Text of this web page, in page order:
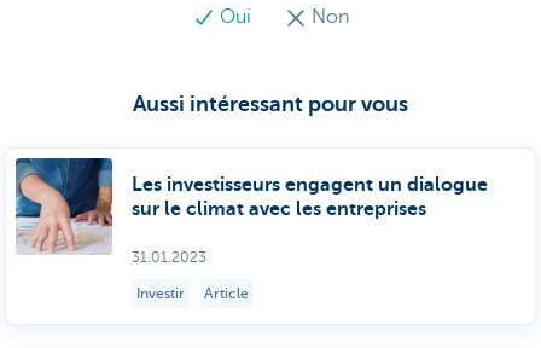
Oui Non
Aussi intéressant pour vous
Les investisseurs engagent un dialogue
sur le climat avec les entreprises
31.01.2023
Investir Article